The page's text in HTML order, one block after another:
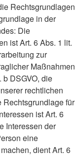
Rechtsgrundlagen
in der
Die
ist Art. 6 Abs. 1 lit.
zur
Maßnahmen
DSGVO, die
rechtlichen
Rechtsgrundlage für
ist Art. 6
Interessen der
eine
dient Art. 6